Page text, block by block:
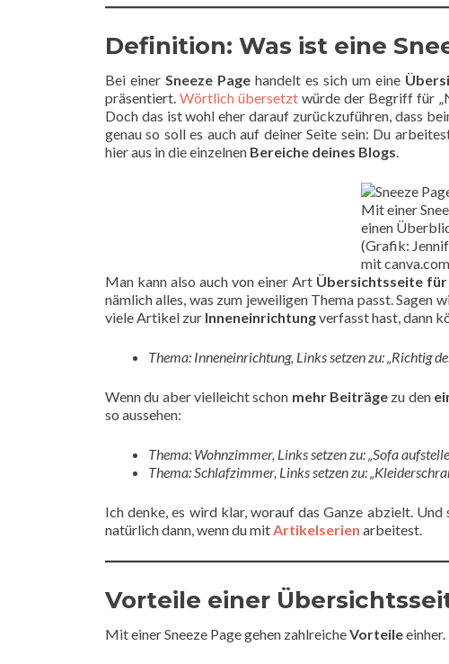
Definition: Was ist eine
Bei einer Sneeze Page handelt es sich um eine
präsentiert. Wörtlich übersetzt würde der Begriff für
Doch das ist wohl eher darauf zurückzuführen, dass
genau so soll es auch auf deiner Seite sein: Du
hier aus in die einzelnen Bereiche deines Blogs.
Mit einer
einen
(Grafik:
mit
Man kann also auch von einer Art Übersichtsseite
nämlich alles, was zum jeweiligen Thema passt. Sagen
viele Artikel zur Inneneinrichtungverfasst hast, dann
Thema: Inneneinrichtung, Links setzen zu: „Richtig
Wenn du aber vielleicht schon mehr Beiträgezu den
so aussehen:
Thema: Wohnzimmer, Links setzen zu: „Sofa
Thema: Schlafzimmer, Links setzen zu:
Ich denke, es wird klar, worauf das Ganze abzielt. Und
natürlich dann, wenn du mitArtikelserien arbeitest.
Vorteile einer
Mit einer Sneeze Page gehen zahlreicheVorteile